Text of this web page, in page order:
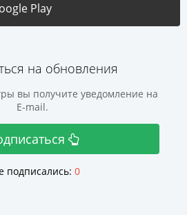
Play
на обновления
вы получите уведомление на
E-mail.
подписались: 0